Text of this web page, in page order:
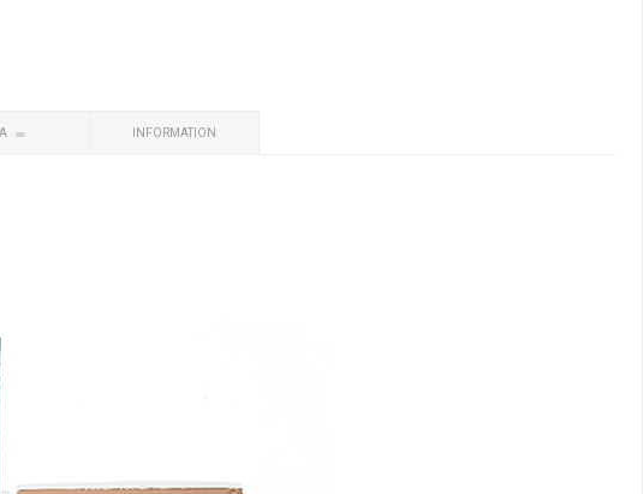
INFORMATION